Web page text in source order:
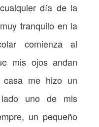
día de la
tranquilo en la
comienza al
mis ojos andan
me hizo un
lado uno de mis
un pequeño